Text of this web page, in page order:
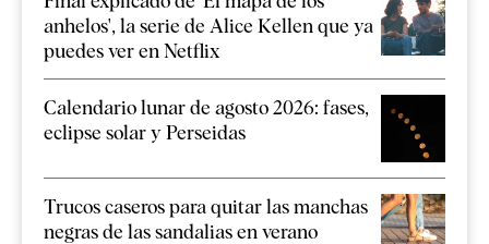
anhelos', la serie de Alice Kellen que ya
puedes ver en Netflix
Calendario lunar de agosto 2026: fases,
eclipse solar y Perseidas
Trucos caseros para quitar las manchas
negras de las sandalias en verano